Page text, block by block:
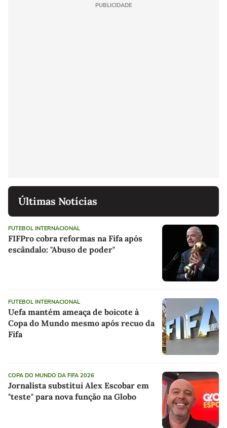
PUBLICIDADE
Últimas Notícias
FUTEBOL INTERNACIONAL
FIFPro cobra reformas na Fifa após
escândalo: "Abuso de poder"
FUTEBOL INTERNACIONAL
Uefa mantém ameaça de boicote à
Copa do Mundo mesmo após recuo da
Fifa
COPA DO MUNDO DA FIFA 2026
Jornalista substitui Alex Escobar em
"teste" para nova função na Globo